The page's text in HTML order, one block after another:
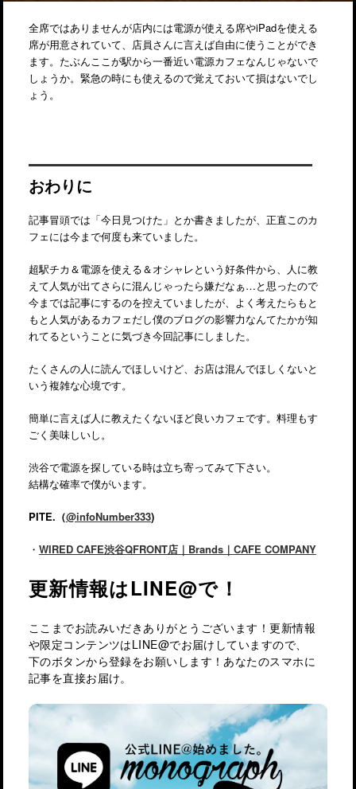
全席ではありませんが店内には電源が使える席やiPadを使える
席が用意されていて、店員さんに言えば自由に使うことができ
ます。たぶんここが駅から一番近い電源カフェなんじゃないで
しょうか。緊急の時にも使えるので覚えておいて損はないでし
ょう。
おわりに
記事冒頭では「今日見つけた」とか書きましたが、正直このカ
フェには今まで何度も来ていました。
超駅チカ＆電源を使える＆オシャレという好条件から、人に教
えて人気が出てさらに混んじゃったら嫌だなぁ…と思ったので
今までは記事にするのを控えていましたが、よく考えたらもと
もと人気があるカフェだし僕のブログの影響力なんてたかが知
れてるということに気づき今回記事にしました。
たくさんの人に読んでほしいけど、お店は混んでほしくないと
いう複雑な心境です。
簡単に言えば人に教えたくないほど良いカフェです。料理もす
ごく美味しいし。
渋谷で電源を探している時は立ち寄ってみて下さい。
結構な確率で僕がいます。
PITE.（@infoNumber333)
・ WIRED CAFE渋谷QFRONT店｜Brands｜CAFE COMPANY
更新情報はLINE@で！
ここまでお読みいだきありがとうございます！更新情報
や限定コンテンツはLINE@でお届けしていますので、
下のボタンから登録をお願いします！あなたのスマホに
記事を直接お届け。